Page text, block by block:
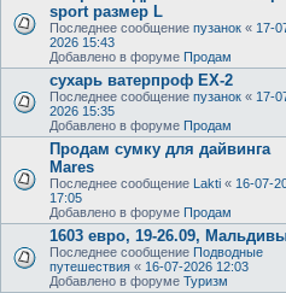
sport размер L
Последнее сообщение пузанок « 17-
2026 15:43
Добавлено в форуме Продам
сухарь ватерпроф ЕХ-2
Последнее сообщение пузанок « 17-
2026 15:35
Добавлено в форуме Продам
Продам сумку для дайвинга
Mares
Последнее сообщение Lakti « 16-07-
17:05
Добавлено в форуме Продам
1603 евро, 19-26.09,
Последнее сообщение Подводные
путешествия « 16-07-2026 12:03
Добавлено в форуме Туризм